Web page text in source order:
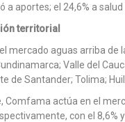
a aportes; el 24,6% a
territorial
mercado aguas arriba
Valle del
de Santander; Tolima;
Comfama actúa en el
con el 8,6%